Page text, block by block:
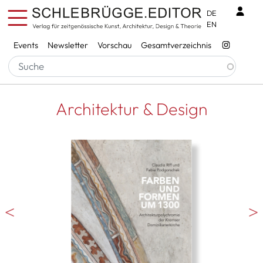
Direkt zum Inhalt
Services
Events Newsletter Vorschau Gesamtverzeichnis
DE
EN
Architektur & Design